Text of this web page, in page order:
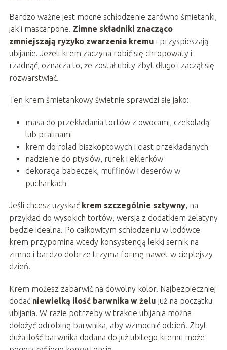
Bardzo ważne jest mocne schłodzenie zarówno śmietanki,
jak i mascarpone. Zimne składniki znacząco
zmniejszają ryzyko zwarzenia kremu i przyspieszają
ubijanie. Jeżeli krem zaczyna robić się chropowaty i
rzadnąć, oznacza to, że został ubity zbyt długo i zaczął się
rozwarstwiać.
Ten krem śmietankowy świetnie sprawdzi się jako:
masa do przekładania tortów z owocami, czekoladą
lub pralinami
krem do rolad biszkoptowych i ciast przekładanych
nadzienie do ptysiów, rurek i eklerków
dekoracja babeczek, muffinów i deserów w
pucharkach
Jeśli chcesz uzyskać krem szczególnie sztywny, na
przykład do wysokich tortów, wersja z dodatkiem żelatyny
będzie idealna. Po całkowitym schłodzeniu w lodówce
krem przypomina wtedy konsystencją lekki sernik na
zimno i bardzo dobrze trzyma formę nawet w cieplejszy
dzień.
Krem możesz zabarwić na dowolny kolor. Najbezpieczniej
dodać niewielką ilość barwnika w żelu już na początku
ubijania. W razie potrzeby w trakcie ubijania można
dołożyć odrobinę barwnika, aby wzmocnić odcień. Zbyt
duża ilość barwnika dodana do już ubitego kremu może